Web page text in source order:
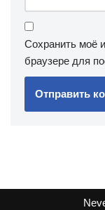
Сохранить моё
браузере для